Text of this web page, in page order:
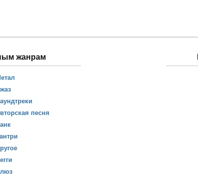
жанрам
песня